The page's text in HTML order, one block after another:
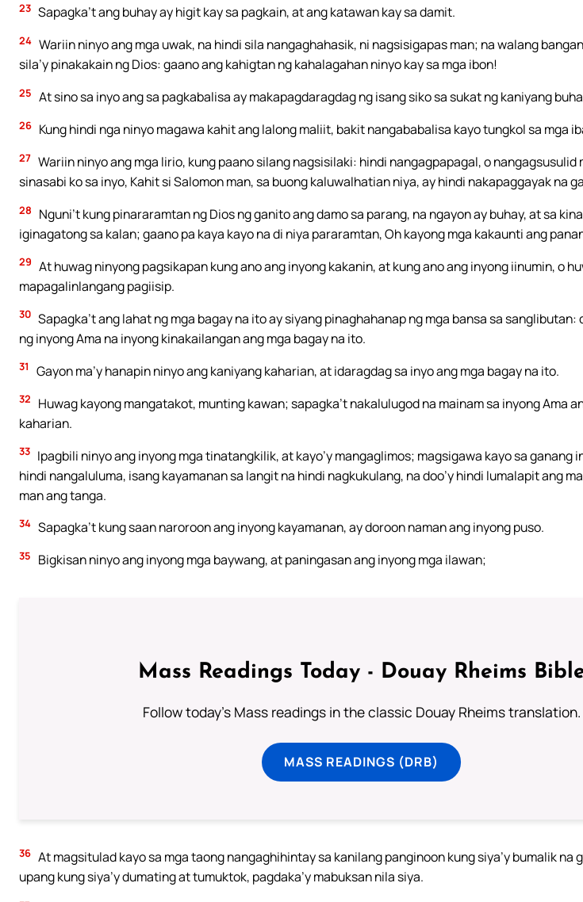
23 Sapagka’t ang buhay ay higit kay sa pagkain, at ang katawan kay sa damit.
24 Wariin ninyo ang mga uwak, na hindi sila nangaghahasik, ni nagsisigapas man; na walang
sila’y pinakakain ng Dios: gaano ang kahigtan ng kahalagahan ninyo kay sa mga ibon!
25 At sino sa inyo ang sa pagkabalisa ay makapagdaragdag ng isang siko sa sukat ng kaniyang
26 Kung hindi nga ninyo magawa kahit ang lalong maliit, bakit nangababalisa kayo tungkol sa mga
27 Wariin ninyo ang mga lirio, kung paano silang nagsisilaki: hindi nangagpapagal, o nangagsusulid
sinasabi ko sa inyo, Kahit si Salomon man, sa buong kaluwalhatian niya, ay hindi nakapaggayak na
28
Nguni’t kung pinararamtan ng Dios ng ganito ang damo sa parang, na ngayon ay buhay, at sa
iginagatong sa kalan; gaano pa kaya kayo na di niya pararamtan, Oh kayong mga kakaunti ang
29 At huwag ninyong pagsikapan kung ano ang inyong kakanin, at kung ano ang inyong iinumin, o
mapagalinlangang pagiisip.
30 Sapagka’t ang lahat ng mga bagay na ito ay siyang pinaghahanap ng mga bansa sa
ng inyong Ama na inyong kinakailangan ang mga bagay na ito.
31 Gayon ma’y hanapin ninyo ang kaniyang kaharian, at idaragdag sa inyo ang mga bagay na ito.
32
Huwag kayong mangatakot, munting kawan; sapagka’t nakalulugod na mainam sa inyong Ama
kaharian.
33 Ipagbili ninyo ang inyong mga tinatangkilik, at kayo’y mangaglimos; magsigawa kayo sa ganang
hindi nangaluluma, isang kayamanan sa langit na hindi nagkukulang, na doo’y hindi lumalapit ang
man ang tanga.
34 Sapagka’t kung saan naroroon ang inyong kayamanan, ay doroon naman ang inyong puso.
35 Bigkisan ninyo ang inyong mga baywang, at paningasan ang inyong mga ilawan;
Mass Readings Today - Douay Rheims
Follow today's Mass readings in the classic Douay Rheims translation.
MASS READINGS (DRB)
36 At magsitulad kayo sa mga taong nangaghihintay sa kanilang panginoon kung siya’y bumalik na
upang kung siya’y dumating at tumuktok, pagdaka’y mabuksan nila siya.